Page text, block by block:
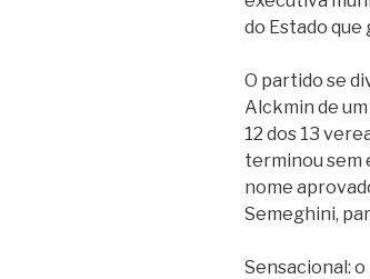
do Estado que
O partido se
Alckmin de
12 dos 13
terminou sem
nome
Semeghini,
Sensacional: